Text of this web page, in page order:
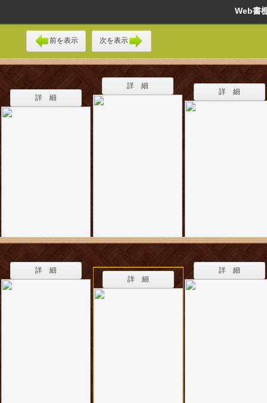
Web
前を表示 次を表示
詳 細
詳 細
詳 細
詳 細
詳 細
詳 細